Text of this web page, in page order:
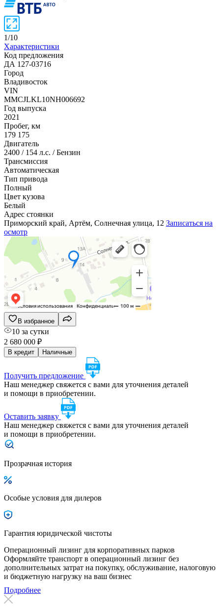
1/10
Характеристики
Код предложения
ДА 127-03716
Город
Владивосток
VIN
MMCJLKL10NH006692
Год выпуска
2021
Пробег, км
179 175
Двигатель
2400 / 154 л.с. / Бензин
Трансмиссия
Автоматическая
Тип привода
Полный
Цвет кузова
Белый
Адрес стоянки
Приморский край, Артём, Солнечная улица, 12 Записаться на
осмотр
В избранное
10 за сутки
2 680 000 ₽
В кредит Наличные
Получить предложение
Наш менеджер свяжется с вами для уточнения деталей
и помощи в приобретении.
Оставить заявку
Наш менеджер свяжется с вами для уточнения деталей
и помощи в приобретении.
Прозрачная история
Особые условия для дилеров
Гарантия юридической чистоты
Операционный лизинг для корпоративных парков
Оформляйте транспорт в операционный лизинг без
дополнительных затрат на покупку, обслуживание, налоговую
и бюджетную нагрузку на ваш бизнес
Подробнее